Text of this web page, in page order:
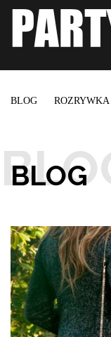
BLOG ROZRYWKA
BLOG